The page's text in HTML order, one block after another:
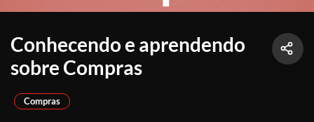
Conhecendo e aprendendo
sobre Compras
Compras